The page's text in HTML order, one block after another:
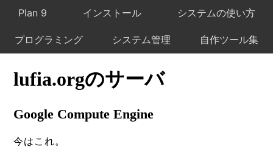
Plan 9 インストール システムの使い方
プログラミング システム管理 自作ツール集
lufia.orgのサーバ
Google Compute Engine
今はこれ。